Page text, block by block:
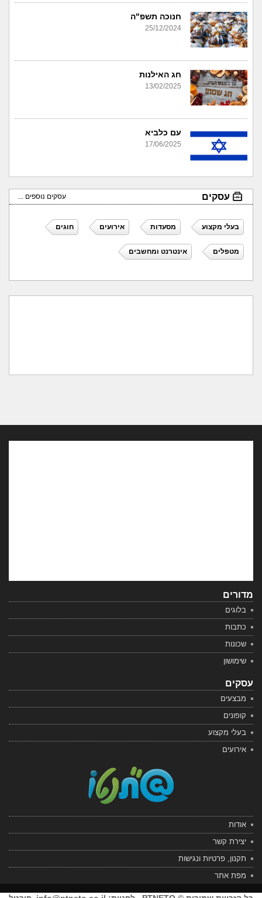
חנוכה תשפ"ה
25/12/2024
חג האילנות
13/02/2025
עם כלביא
17/06/2025
עסקים עסקים נוספים ...
בעלי מקצוע מסעדות אירועים חוגים
מטפלים אינטרנט ומחשבים
מדורים
בלוגים
כתבות
שכונות
שימושון
עסקים
מבצעים
קופונים
בעלי מקצוע
אירועים
אודות
יצירת קשר
תקנון, פרטיות ונגישות
מפת אתר